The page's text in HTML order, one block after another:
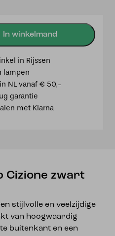
in Rijssen
lampen
NL vanaf € 50,-
garantie
met Klarna
Cizione zwart
stijlvolle en veelzijdige
van hoogwaardig
buitenkant en een